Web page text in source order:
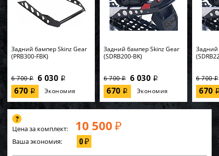
Задний бампер Skinz Gear
(PRB300-FBK)
6 700i 6 030 i
670 i Экономия
Задний бампер Skinz Gear
(SDRB200-BK)
6 700i 6 030 i
670 i Экономия
Задний
6 700i
670
Цена за комплект: 10 500 ₽
Ваша экономия: 0₽